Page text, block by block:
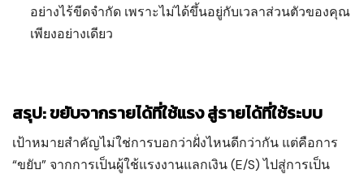
อย่างไร้ขีดจำกัด เพราะไม่ได้ขึ้นอยู่กับเวลาส่วนตัวของคุณ
เพียงอย่างเดียว
สรุป: ขยับจากรายได้ที่ใช้แรง สู่รายได้ที่ใช้ระบบ
เป้าหมายสำคัญไม่ใช่การบอกว่าฝั่งไหนดีกว่ากัน แต่คือการ
“ขยับ” จากการเป็นผู้ใช้แรงงานแลกเงิน (E/S) ไปสู่การเป็น